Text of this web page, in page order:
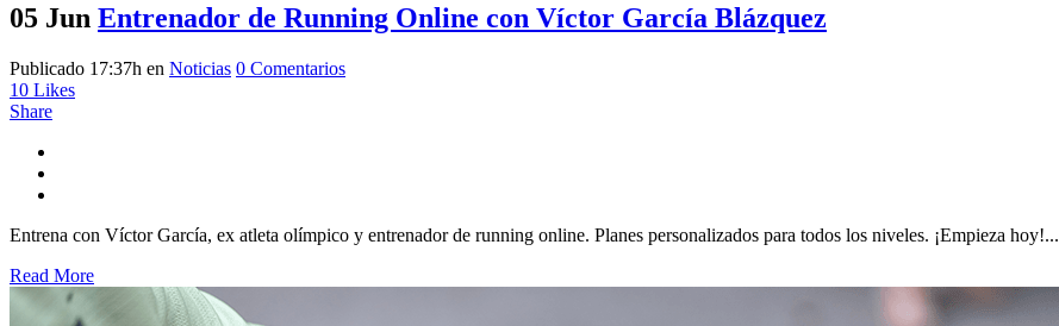
05 Jun Entrenador de Running Online con Víctor García Blázquez
Publicado 17:37h en Noticias 0 Comentarios
10 Likes
Share
Entrena con Víctor García, ex atleta olímpico y entrenador de running online. Planes personalizados para todos los niveles. ¡Empieza hoy!...
Read More